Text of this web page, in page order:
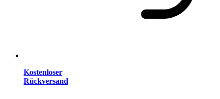
Kostenloser
Rückversand